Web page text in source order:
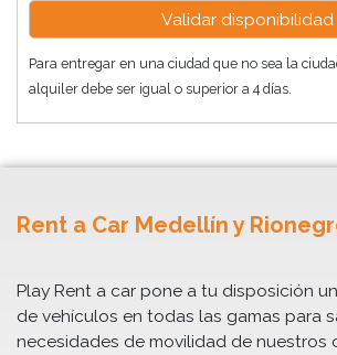
Para entregar en una ciudad que no sea la
alquiler debe ser igual o superior a 4 días.
Rent a Car Medellín y
Play Rent a car pone a tu disposición
de vehículos en todas las gamas para
necesidades de movilidad de nuestros